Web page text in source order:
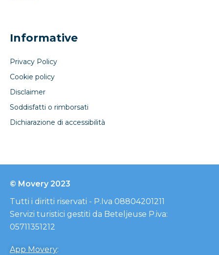
Informative
Privacy Policy
Cookie policy
Disclaimer
Soddisfatti o rimborsati
Dichiarazione di accessibilità
© Movery 2023
Tutti i diritti riservati - P.Iva 08804201211
Servizi turistici gestiti da Beteljeuse P.iva:
05711351212
App Movery: